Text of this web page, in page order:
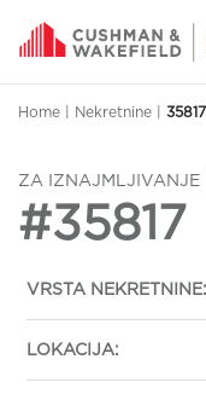
Home Nekretnine 35817
ZA IZNAJMLJIVANJE
#35817
VRSTA NEKRETNINE:
LOKACIJA: